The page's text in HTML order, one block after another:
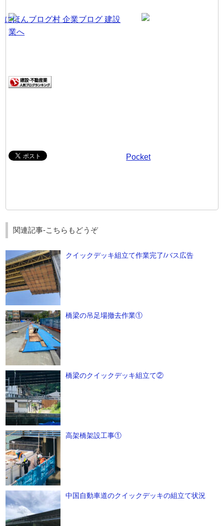
Pocket
関連記事-こちらもどうぞ
クイックデッキ組立て作業完了/バス広告
橋梁の吊足場撤去作業①
橋梁のクイックデッキ組立て②
高架橋架設工事①
中国自動車道のクイックデッキの組立て状況